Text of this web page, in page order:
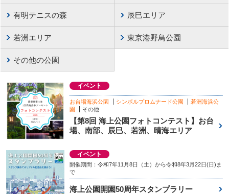
有明テニスの森 辰巳エリア
若洲エリア 東京港野鳥公園
その他の公園
イベント
お台場海浜公園 シンボルプロムナード公園
若洲海浜公
園
その他
【第8回 海上公園フォトコンテスト】お台
場、南部、辰巳、若洲、晴海エリア
イベント
開催期間：令和7年11月8日（土）から令和8年3月22日(日)ま
で
海上公園開園50周年スタンプラリー